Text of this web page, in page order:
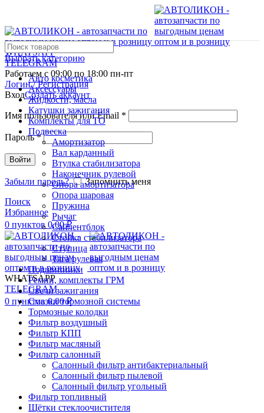
WHATSAPP
TELEGRAM
Работаем с 09:00 по 18:00 пн-пт
Логин / Регистрация
ВходСоздать аккаунт
Имя пользователя или Email *
Пароль*
Войти
Забыли пароль?
Запомнить меня
Поиск
Избранное
0 пунктов 0,00₽
WHATSAPP
TELEGRAM
0 пунктов 0,00₽
Выбрать категорию
Авто косметика
Аксессуары
Жидкости, масла
Катушки зажигания
Комплекты для ТО
Подвеска
Амортизатор
Вал карданный
Втулка стабилизатора
Наконечник рулевой
Опора амортизатора
Опора шаровая
Пружина
Рычаг
Сайлентблок
Стойка стабилизатора
Ступица
Тяга рулевая
Подшипники
Ремни, комплекты ГРМ
Свечи зажигания
Смазки тормозной системы
Тормозные колодки
Фильтр воздушный
Фильтр КПП
Фильтр масляный
Фильтр салонный
Салонный фильтр антибактериальный
Салонный фильтр пылевой
Салонный фильтр угольный
Фильтр топливный
Щётки стеклоочистителя